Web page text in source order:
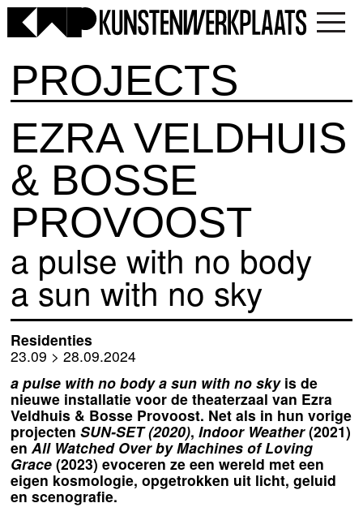
PROJECTS
EZRA VELDHUIS
& BOSSE
PROVOOST
a pul­se with no body
a sun with no sky
Residenties
23.09 > 28.09.2024
a pul­se with no body a sun with no skyis de
nieu­we instal­la­tie voor de the­a­ter­zaal van Ezra
Veldhuis & Bosse Provoost. Net als in hun vori­ge
pro­jec­ten SUN-SET(2020),Indoor Weather(2021)
enAll Watched Over by Machines of Loving
Grace (2023) evo­ce­ren ze een wereld met een
eigen kos­mo­lo­gie, opge­trok­ken uit licht, geluid
en scenografie.